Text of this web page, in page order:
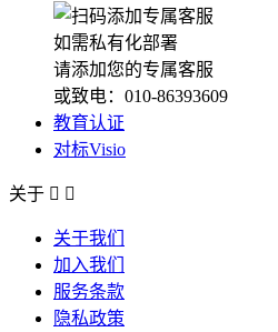
如需私有化部署
请添加您的专属客服
或致电：010-86393609
教育认证
对标Visio
关于  
关于我们
加入我们
服务条款
隐私政策